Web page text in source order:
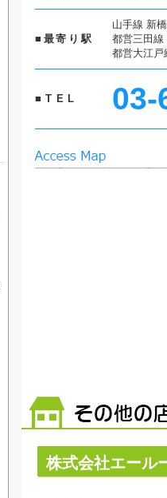
■最寄り駅
山手線 新
都営三田線
都営大江戸
■TEL 03-
株式会社エール